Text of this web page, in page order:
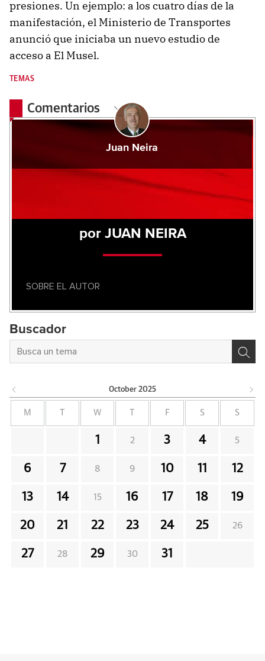
presiones. Un ejemplo: a los cuatro días de la
manifestación, el Ministerio de Transportes
anunció que iniciaba un nuevo estudio de
acceso a El Musel.
TEMAS
Comentarios
Juan Neira
por JUAN NEIRA
SOBRE EL AUTOR
Buscador
October 2025
M W F S S
1 2 3 4 5
6 7 8 9 10 11 12
13 14 15 16 17 18 19
20 21 22 23 24 25 26
27 28 29 30 31